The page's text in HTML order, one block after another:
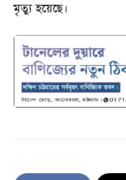
মৃত্যু হয়েছে।